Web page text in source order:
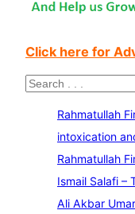
Click here for
S
Rahmatullah
intoxication
Rahmatullah
Ismail Salafi –
Ali Akbar